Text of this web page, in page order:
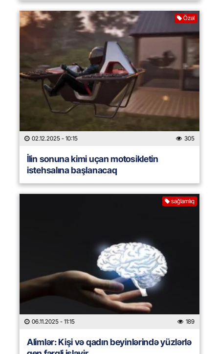
Özəl
02.12.2025 - 10:15 305
İlin sonuna kimi uçan motosikletin
istehsalına başlanacaq
sağlamlıq
06.11.2025 - 11:15 189
Alimlər: Kişi və qadın beyinlərində yüzlərlə